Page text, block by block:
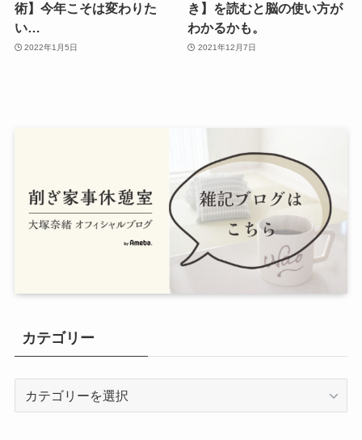
術】今年こそは変わりた
い…
2022年1月5日
き】を読むと脳の使い方が
わかるかも。
2021年12月7日
カテゴリー